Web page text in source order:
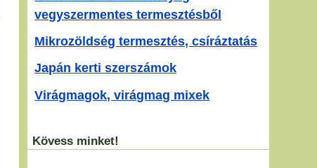
vegyszermentes termesztésből
Mikrozöldség termesztés, csíráztatás
Japán kerti szerszámok
Virágmagok, virágmag mixek
Kövess minket!